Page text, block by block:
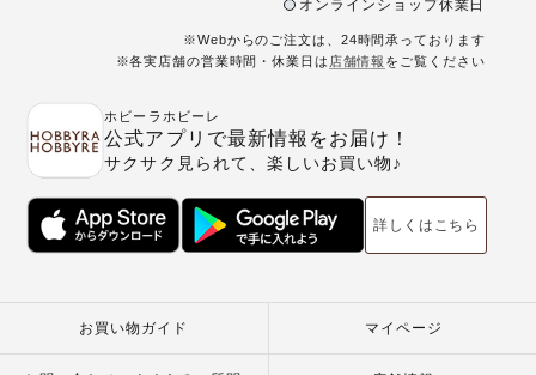
オンラインショップ休業日
※Webからのご注文は、24時間承っております
※各実店舗の営業時間・休業日は 店舗情報 をご覧ください
ホビーラホビーレ
公式アプリで最新情報をお届け！
サクサク見られて、楽しいお買い物♪
詳しくはこちら
お買い物ガイド マイページ